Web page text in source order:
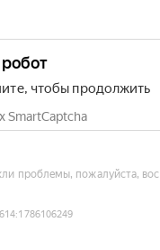
робот
чтобы продолжить
SmartCaptcha
проблемы, пожалуйста,
:1786106249